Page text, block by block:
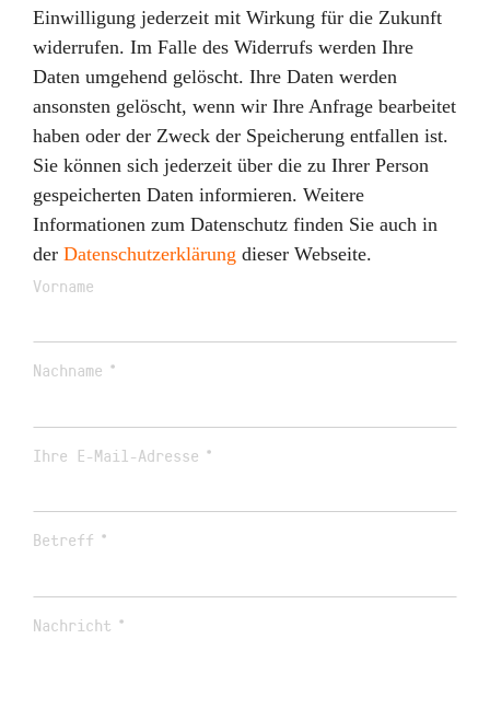
Einwilligung jederzeit mit Wirkung für die Zukunft
widerrufen. Im Falle des Widerrufs werden Ihre
Daten umgehend gelöscht. Ihre Daten werden
ansonsten gelöscht, wenn wir Ihre Anfrage bearbeitet
haben oder der Zweck der Speicherung entfallen ist.
Sie können sich jederzeit über die zu Ihrer Person
gespeicherten Daten informieren. Weitere
Informationen zum Datenschutz finden Sie auch in
der Datenschutzerklärung dieser Webseite.
Vorname
Nachname
Ihre E-Mail-Adresse
Betreff
Nachricht